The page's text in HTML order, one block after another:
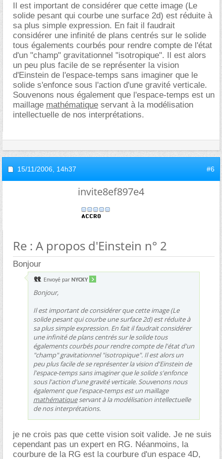
Il est important de considérer que cette image (Le
solide pesant qui courbe une surface 2d) est réduite à
sa plus simple expression. En fait il faudrait
considérer une infinité de plans centrés sur le solide
tous égalements courbés pour rendre compte de l'état
d'un "champ" gravitationnel "isotropique". Il est alors
un peu plus facile de se représenter la vision
d'Einstein de l'espace-temps sans imaginer que le
solide s'enfonce sous l'action d'une gravité verticale.
Souvenons nous également que l'espace-temps est un
maillage mathématique servant à la modélisation
intellectuelle de nos interprétations.
15/11/2006, 14h37 #6
invite8ef897e4
Re : A propos d'Einstein n° 2
Bonjour
Envoyé par NYCKY
Bonjour,
Il est important de considérer que cette image (Le
solide pesant qui courbe une surface 2d) est réduite à
sa plus simple expression. En fait il faudrait considérer
une infinité de plans centrés sur le solide tous
égalements courbés pour rendre compte de l'état d'un
"champ" gravitationnel "isotropique". Il est alors un
peu plus facile de se représenter la vision d'Einstein de
l'espace-temps sans imaginer que le solide s'enfonce
sous l'action d'une gravité verticale. Souvenons nous
également que l'espace-temps est un maillage
mathématiqueservant à la modélisation intellectuelle
de nos interprétations.
je ne crois pas que cette vision soit valide. Je ne suis
cependant pas un expert en RG. Néanmoins, la
courbure de la RG est la courbure d'un espace 4D,